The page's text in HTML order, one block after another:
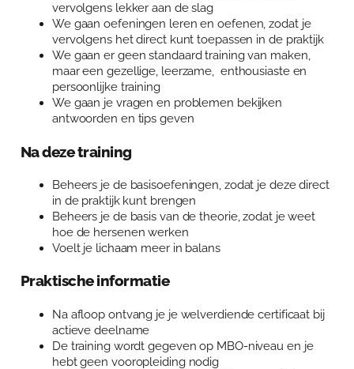
vervolgens lekker aan de slag
We gaan oefeningen leren en oefenen, zodat je
vervolgens het direct kunt toepassen in de praktijk
We gaan er geen standaard training van maken,
maar een gezellige, leerzame, enthousiaste en
persoonlijke training
We gaan je vragen en problemen bekijken
antwoorden en tips geven
Na deze training
Beheers je de basisoefeningen, zodat je deze direct
in de praktijk kunt brengen
Beheers je de basis van de theorie, zodat je weet
hoe de hersenen werken
Voelt je lichaam meer in balans
Praktische informatie
Na afloop ontvang je je welverdiende certificaat bij
actieve deelname
De training wordt gegeven op MBO-niveau en je
hebt geen vooropleiding nodig